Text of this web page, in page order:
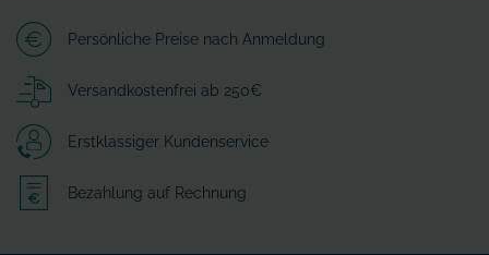
Persönliche Preise nach Anmeldung
Versandkostenfrei ab 250€
Erstklassiger Kundenservice
Bezahlung auf Rechnung